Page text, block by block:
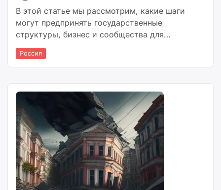
В этой статье мы рассмотрим, какие шаги
могут предпринять государственные
структуры, бизнес и сообщества для
привлечения молодежи к путешествиям по
России.
Россия